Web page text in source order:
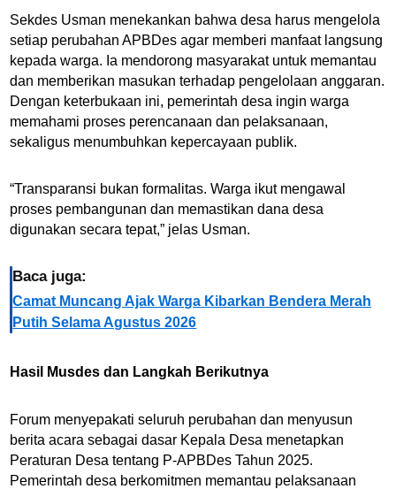
Sekdes Usman menekankan bahwa desa harus mengelola
setiap perubahan APBDes agar memberi manfaat langsung
kepada warga. Ia mendorong masyarakat untuk memantau
dan memberikan masukan terhadap pengelolaan anggaran.
Dengan keterbukaan ini, pemerintah desa ingin warga
memahami proses perencanaan dan pelaksanaan,
sekaligus menumbuhkan kepercayaan publik.
“Transparansi bukan formalitas. Warga ikut mengawal
proses pembangunan dan memastikan dana desa
digunakan secara tepat,” jelas Usman.
Baca juga:
Camat Muncang Ajak Warga Kibarkan Bendera Merah
Putih Selama Agustus 2026
Hasil Musdes dan Langkah Berikutnya
Forum menyepakati seluruh perubahan dan menyusun
berita acara sebagai dasar Kepala Desa menetapkan
Peraturan Desa tentang P-APBDes Tahun 2025.
Pemerintah desa berkomitmen memantau pelaksanaan